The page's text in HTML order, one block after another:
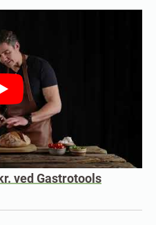
ved Gastrotools